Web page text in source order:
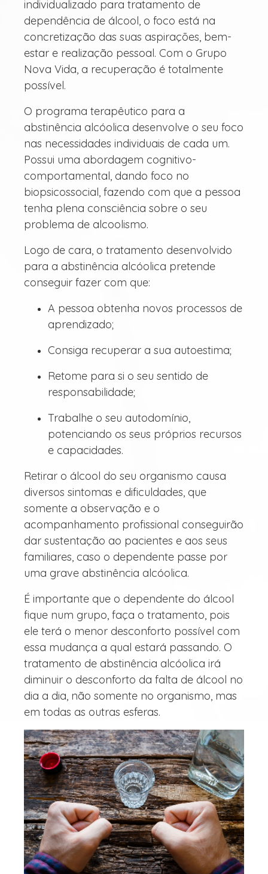
individualizado para tratamento de
dependência de álcool, o foco está na
concretização das suas aspirações, bem-
estar e realização pessoal. Com o Grupo
Nova Vida, a recuperação é totalmente
possível.
O programa terapêutico para a
abstinência alcóolica desenvolve o seu foco
nas necessidades individuais de cada um.
Possui uma abordagem cognitivo-
comportamental, dando foco no
biopsicossocial, fazendo com que a pessoa
tenha plena consciência sobre o seu
problema de alcoolismo.
Logo de cara, o tratamento desenvolvido
para a abstinência alcóolica pretende
conseguir fazer com que:
A pessoa obtenha novos processos de
aprendizado;
Consiga recuperar a sua autoestima;
Retome para si o seu sentido de
responsabilidade;
Trabalhe o seu autodomínio,
potenciando os seus próprios recursos
e capacidades.
Retirar o álcool do seu organismo causa
diversos sintomas e dificuldades, que
somente a observação e o
acompanhamento profissional conseguirão
dar sustentação ao pacientes e aos seus
familiares, caso o dependente passe por
uma grave abstinência alcóolica.
É importante que o dependente do álcool
fique num grupo, faça o tratamento, pois
ele terá o menor desconforto possível com
essa mudança a qual estará passando. O
tratamento de abstinência alcóolica irá
diminuir o desconforto da falta de álcool no
dia a dia, não somente no organismo, mas
em todas as outras esferas.